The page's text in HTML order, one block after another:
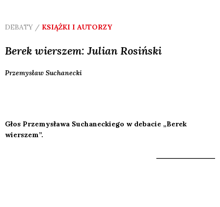
DEBATY / KSIĄŻKI I AUTORZY
Berek wierszem: Julian Rosiński
Przemysław Suchanecki
Głos Przemysława Suchaneckiego w debacie „Berek
wierszem”.